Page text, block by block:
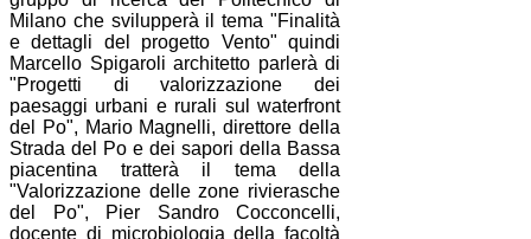
Milano che svilupperà il tema "Finalità
e dettagli del progetto Vento" quindi
Marcello Spigaroli architetto parlerà di
"Progetti di valorizzazione dei
paesaggi urbani e rurali sul waterfront
del Po", Mario Magnelli, direttore della
Strada del Po e dei sapori della Bassa
piacentina tratterà il tema della
"Valorizzazione delle zone rivierasche
del Po", Pier Sandro Cocconcelli,
docente di microbiologia della facoltà